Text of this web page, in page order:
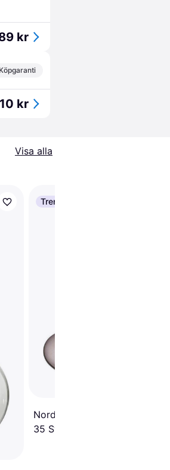
kr
Köpgaranti
kr
Visa alla
Trendande
Nordlux Taklampa Alton
35 Svart NEW